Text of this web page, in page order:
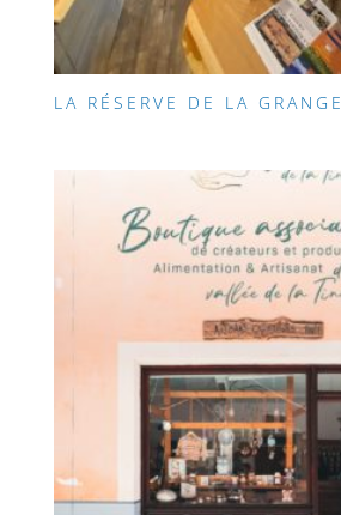
LA RÉSERVE DE LA GRANGE